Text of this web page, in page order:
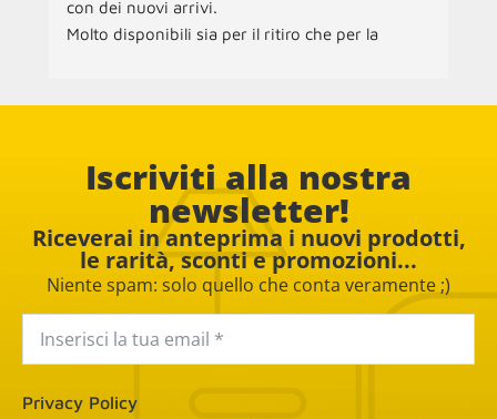
con dei nuovi arrivi.
Molto disponibili sia per il ritiro che per la
Iscriviti alla nostra
newsletter!
Riceverai in anteprima i nuovi prodotti,
le rarità, sconti e promozioni...
Niente spam: solo quello che conta veramente ;)
Privacy Policy